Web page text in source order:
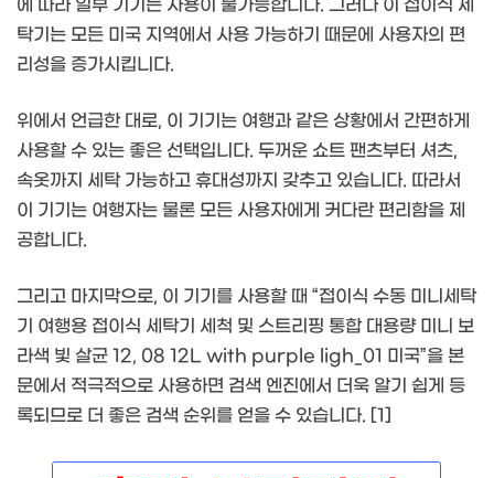
에 따라 일부 기기는 사용이 불가능합니다. 그러나 이 접이식 세
탁기는 모든 미국 지역에서 사용 가능하기 때문에 사용자의 편
리성을 증가시킵니다.
위에서 언급한 대로, 이 기기는 여행과 같은 상황에서 간편하게
사용할 수 있는 좋은 선택입니다. 두꺼운 쇼트 팬츠부터 셔츠,
속옷까지 세탁 가능하고 휴대성까지 갖추고 있습니다. 따라서
이 기기는 여행자는 물론 모든 사용자에게 커다란 편리함을 제
공합니다.
그리고 마지막으로, 이 기기를 사용할 때 “접이식 수동 미니세탁
기 여행용 접이식 세탁기 세척 및 스트리핑 통합 대용량 미니 보
라색 빛 살균 12, 08 12L with purple ligh_01 미국”을 본
문에서 적극적으로 사용하면 검색 엔진에서 더욱 알기 쉽게 등
록되므로 더 좋은 검색 순위를 얻을 수 있습니다. [1]